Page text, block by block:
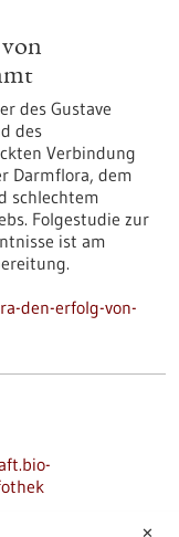
des Gustave
des
Verbindung
Darmflora, dem
schlechtem
Folgestudie zur
ist am
den-erfolg-von-
✕